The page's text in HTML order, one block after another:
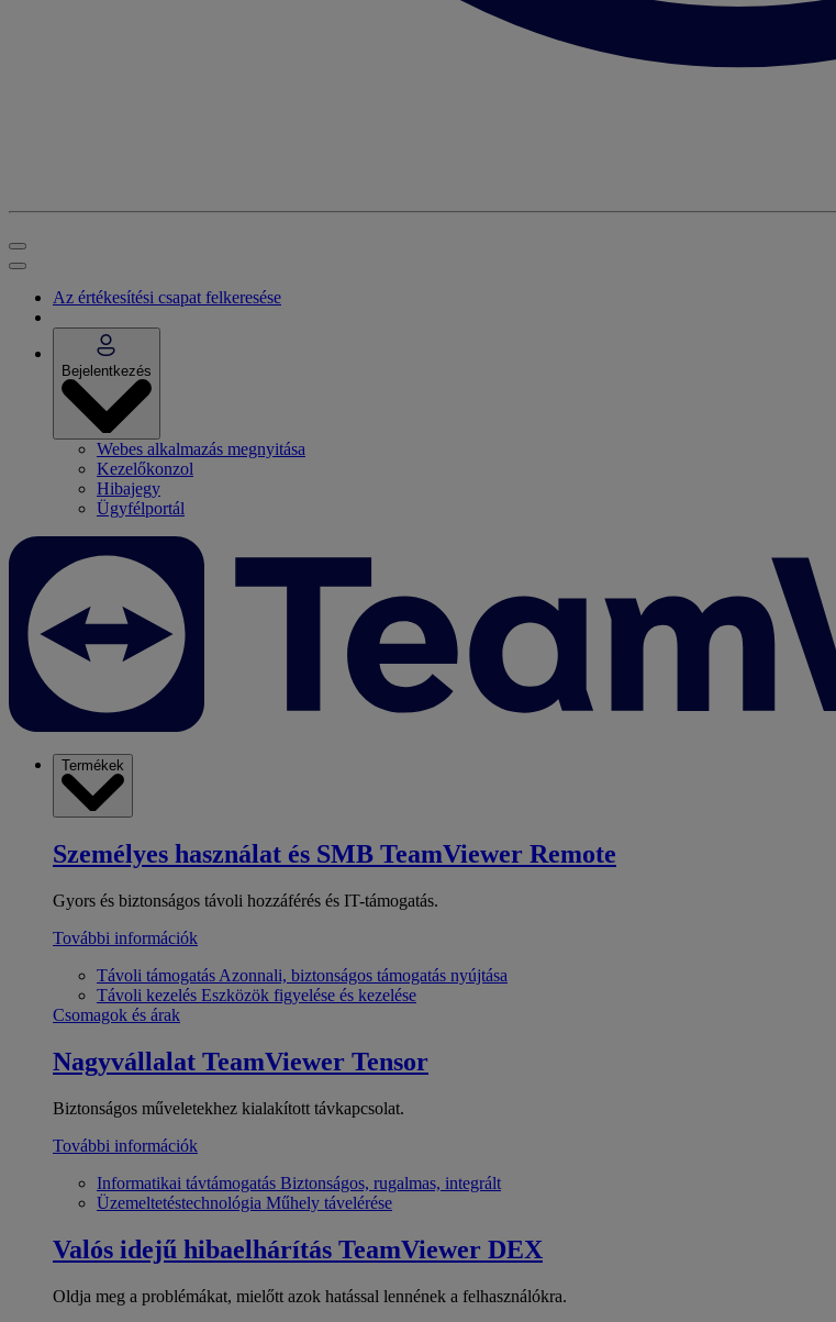
Az értékesítési csapat felkeresése
Bejelentkezés
Webes alkalmazás megnyitása
Kezelőkonzol
Hibajegy
Ügyfélportál
Termékek
Személyes használat és SMB TeamViewer Remote
Gyors és biztonságos távoli hozzáférés és IT-támogatás.
További információk
Távoli támogatás Azonnali, biztonságos támogatás nyújtása
Távoli kezelés Eszközök figyelése és kezelése
Csomagok és árak
Nagyvállalat TeamViewer Tensor
Biztonságos műveletekhez kialakított távkapcsolat.
További információk
Informatikai távtámogatás Biztonságos, rugalmas, integrált
Üzemeltetéstechnológia Műhely távelérése
Valós idejű hibaelhárítás TeamViewer DEX
Oldja meg a problémákat, mielőtt azok hatással lennének a felhasználókra.